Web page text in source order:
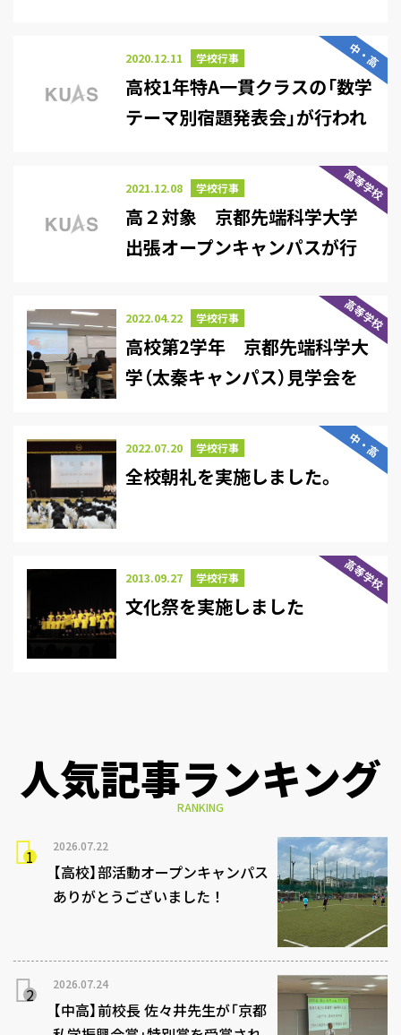
中・高
2020.12.11 学校行事
高校1年特A一貫クラスの「数学
テーマ別宿題発表会」が行われ
高等学校
2021.12.08 学校行事
高２対象 京都先端科学大学
出張オープンキャンパスが行
高等学校
2022.04.22 学校行事
高校第2学年 京都先端科学大
学（太秦キャンパス）見学会を
中・高
2022.07.20 学校行事
全校朝礼を実施しました。
高等学校
2013.09.27 学校行事
文化祭を実施しました
人気記事ランキング
RANKING
2026.07.22
【高校】部活動オープンキャンパス
ありがとうございました！
2026.07.24
【中高】前校長 佐々井先生が「京都